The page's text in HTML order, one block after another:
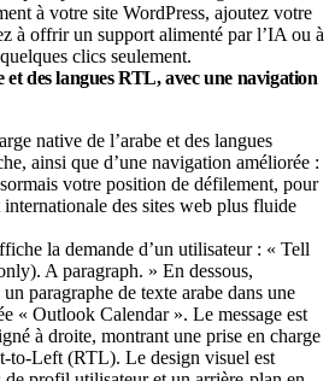
à votre site WordPress, ajoutez votre
à offrir un support alimenté par l’IA ou à
clics seulement.
et des langues RTL, avec une navigation
native de l’arabe et des langues
ainsi que d’une navigation améliorée :
votre position de défilement, pour
des sites web plus fluide